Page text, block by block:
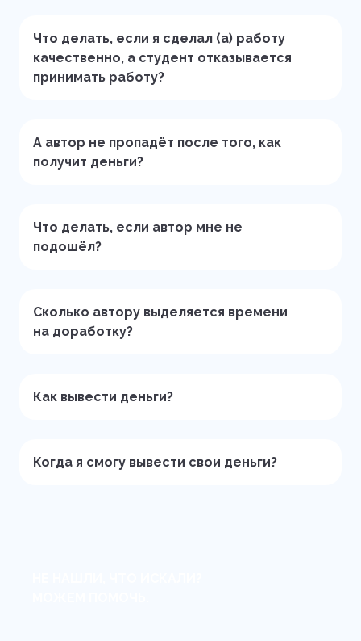
Что делать, если я сделал (а) работу
качественно, а студент отказывается
принимать работу?
А автор не пропадёт после того, как
получит деньги?
Что делать, если автор мне не
подошёл?
Сколько автору выделяется времени
на доработку?
Как вывести деньги?
Когда я смогу вывести свои деньги?